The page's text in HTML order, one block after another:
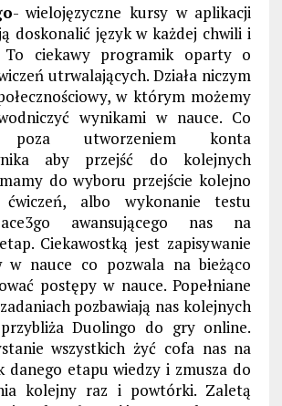
- wielojęzyczne kursy w aplikacji
doskonalić język w każdej chwili i
To ciekawy programik oparty o
utrwalających. Działa niczym
w którym możemy
wynikami w nauce. Co
poza utworzeniem konta
aby przejść do kolejnych
do wyboru przejście kolejno
albo wykonanie testu
awansującego nas na
Ciekawostką jest zapisywanie
w nauce co pozwala na bieżąco
postępy w nauce. Popełniane
pozbawiają nas kolejnych
Duolingo do gry online.
wszystkich żyć cofa nas na
danego etapu wiedzy i zmusza do
kolejny raz i powtórki. Zaletą